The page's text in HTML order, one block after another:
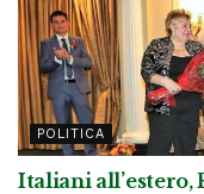
POLITICA
Italiani